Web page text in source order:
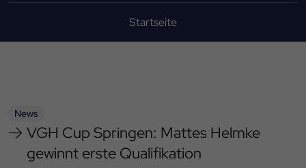
Startseite
News
VGH Cup Springen: Mattes Helmke
gewinnt erste Qualifikation